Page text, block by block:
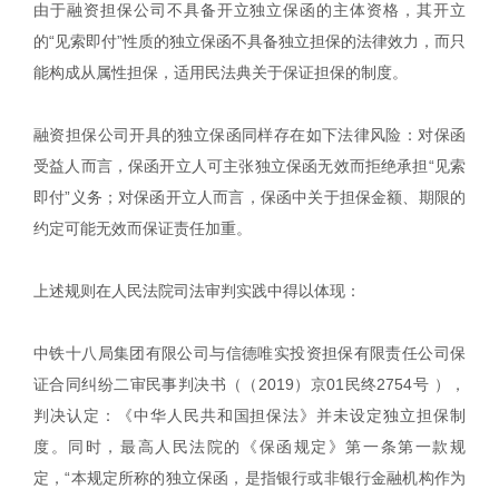
由于融资担保公司不具备开立独立保函的主体资格，其开立
的“见索即付”性质的独立保函不具备独立担保的法律效力，而只
能构成从属性担保，适用民法典关于保证担保的制度。
融资担保公司开具的独立保函同样存在如下法律风险：对保函
受益人而言，保函开立人可主张独立保函无效而拒绝承担“见索
即付”义务；对保函开立人而言，保函中关于担保金额、期限的
约定可能无效而保证责任加重。
上述规则在人民法院司法审判实践中得以体现：
中铁十八局集团有限公司与信德唯实投资担保有限责任公司保
证合同纠纷二审民事判决书（（2019）京01民终2754号 ），
判决认定：《中华人民共和国担保法》并未设定独立担保制
度。同时，最高人民法院的《保函规定》第一条第一款规
定，“本规定所称的独立保函，是指银行或非银行金融机构作为